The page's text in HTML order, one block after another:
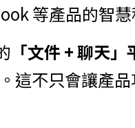
等產品的智慧
「文件 + 聊天」
這不只會讓產